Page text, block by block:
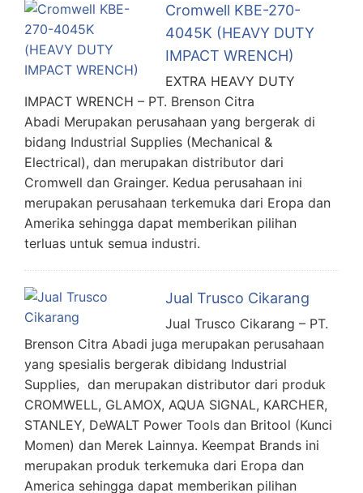
Cromwell KBE-270-
4045K (HEAVY DUTY
IMPACT WRENCH)
EXTRA HEAVY DUTY
IMPACT WRENCH – PT. Brenson Citra
Abadi Merupakan perusahaan yang bergerak di
bidang Industrial Supplies (Mechanical &
Electrical), dan merupakan distributor dari
Cromwell dan Grainger. Kedua perusahaan ini
merupakan perusahaan terkemuka dari Eropa dan
Amerika sehingga dapat memberikan pilihan
terluas untuk semua industri.
Jual Trusco Cikarang
Jual Trusco Cikarang – PT.
Brenson Citra Abadi juga merupakan perusahaan
yang spesialis bergerak dibidang Industrial
Supplies, dan merupakan distributor dari produk
CROMWELL, GLAMOX, AQUA SIGNAL, KARCHER,
STANLEY, DeWALT Power Tools dan Britool (Kunci
Momen) dan Merek Lainnya. Keempat Brands ini
merupakan produk terkemuka dari Eropa dan
America sehingga dapat memberikan pilihan